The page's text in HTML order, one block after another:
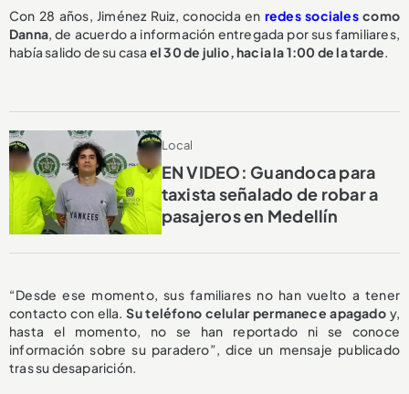
Con 28 años, Jiménez Ruiz, conocida en redes socialescomo
Danna , de acuerdo a información entregada por sus familiares,
había salido de su casa el 30 de julio, hacia la 1:00 de la tarde
Local
EN VIDEO: Guandoca para
taxista señalado de robar a
pasajeros en Medellín
“Desde ese momento, sus familiares no han vuelto a tener
contacto con ella. Su teléfono celular permanece apagadoy,
hasta el momento, no se han reportado ni se conoce
información sobre su paradero”, dice un mensaje publicado
tras su desaparición.